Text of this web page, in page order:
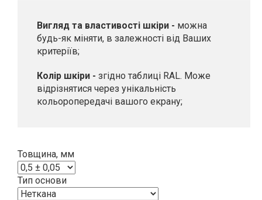
Вигляд та властивості шкіри - можна
будь-як міняти, в залежності від Ваших
критеріїв;
Колір шкіри - згідно таблиці RAL. Може
відрізнятися через унікальність
кольоропередачі вашого екрану;
Товщина, мм
Тип основи